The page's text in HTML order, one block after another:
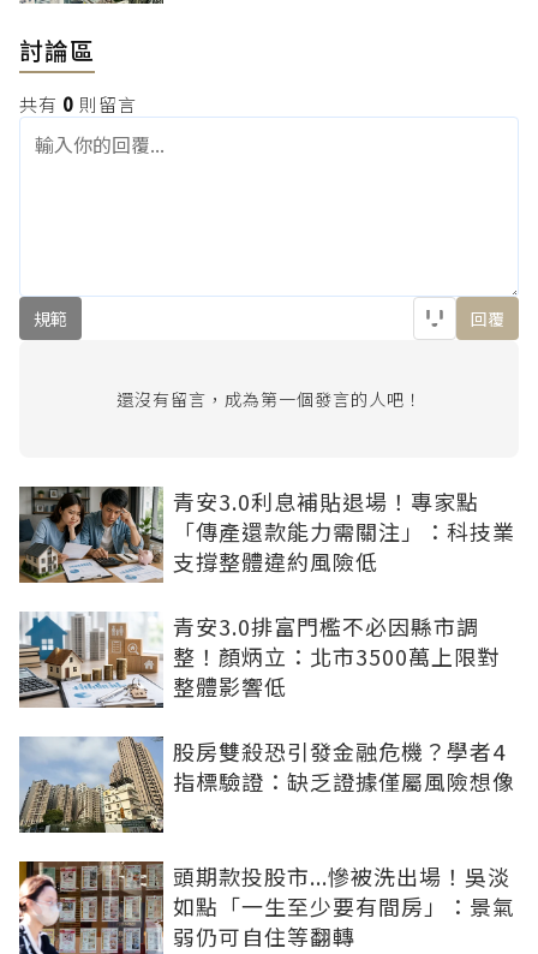
討論區
共有 0 則留言
規範 回覆
還沒有留言，成為第一個發言的人吧！
青安3.0利息補貼退場！專家點
「傳產還款能力需關注」：科技業
支撐整體違約風險低
青安3.0排富門檻不必因縣市調
整！顏炳立：北市3500萬上限對
整體影響低
股房雙殺恐引發金融危機？學者4
指標驗證：缺乏證據僅屬風險想像
頭期款投股市...慘被洗出場！吳淡
如點「一生至少要有間房」：景氣
弱仍可自住等翻轉